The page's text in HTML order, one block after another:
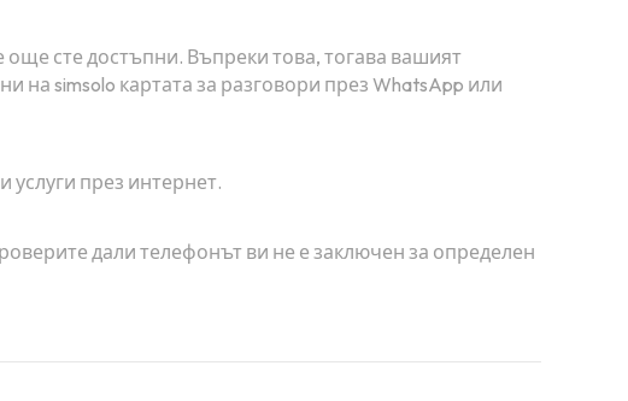
още сте достъпни. Въпреки това, тогава вашият
на simsolo картата за разговори през WhatsApp или
услуги през интернет.
дали телефонът ви не е заключен за определен